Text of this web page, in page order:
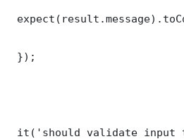
});
it('should validate input